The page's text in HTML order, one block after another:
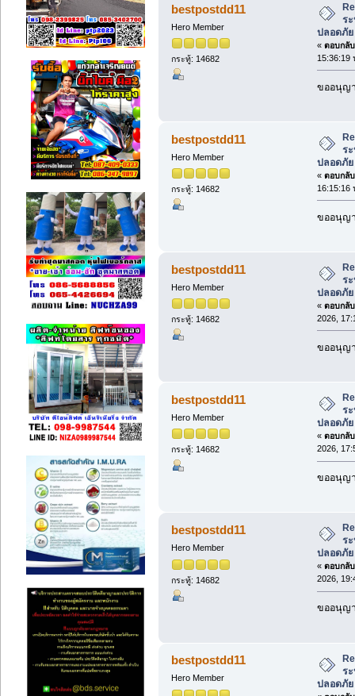
bestpostdd11
Hero Member
กระทู้: 14682
ร
ปลอดภัย
« ตอบกลั
15:36:19
ขออนุญ
bestpostdd11
Hero Member
กระทู้: 14682
ร
ปลอดภัย
« ตอบกลั
16:15:16
ขออนุญ
bestpostdd11
Hero Member
กระทู้: 14682
ร
ปลอดภัย
« ตอบกลั
2026,
ขออนุญ
bestpostdd11
Hero Member
กระทู้: 14682
ร
ปลอดภัย
« ตอบกลั
2026,
ขออนุญ
bestpostdd11
Hero Member
กระทู้: 14682
ร
ปลอดภัย
« ตอบกลั
2026,
ขออนุญ
bestpostdd11
Hero Member
ร
ปลอดภัย